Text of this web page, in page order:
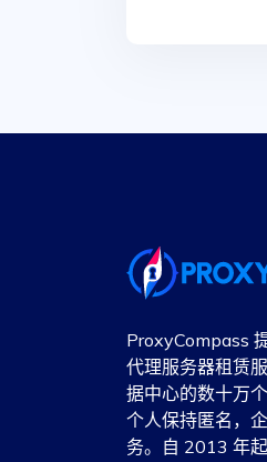
ProxyCompass
代理服务器租赁
据中心的数十万
个人保持匿名，
务。自 2013 年起